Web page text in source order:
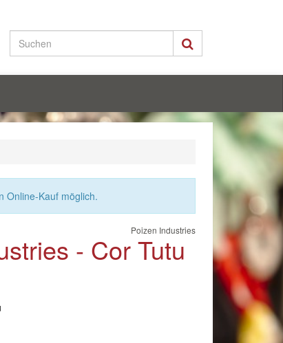
Online-Kauf möglich.
Poizen Industries
- Cor Tutu